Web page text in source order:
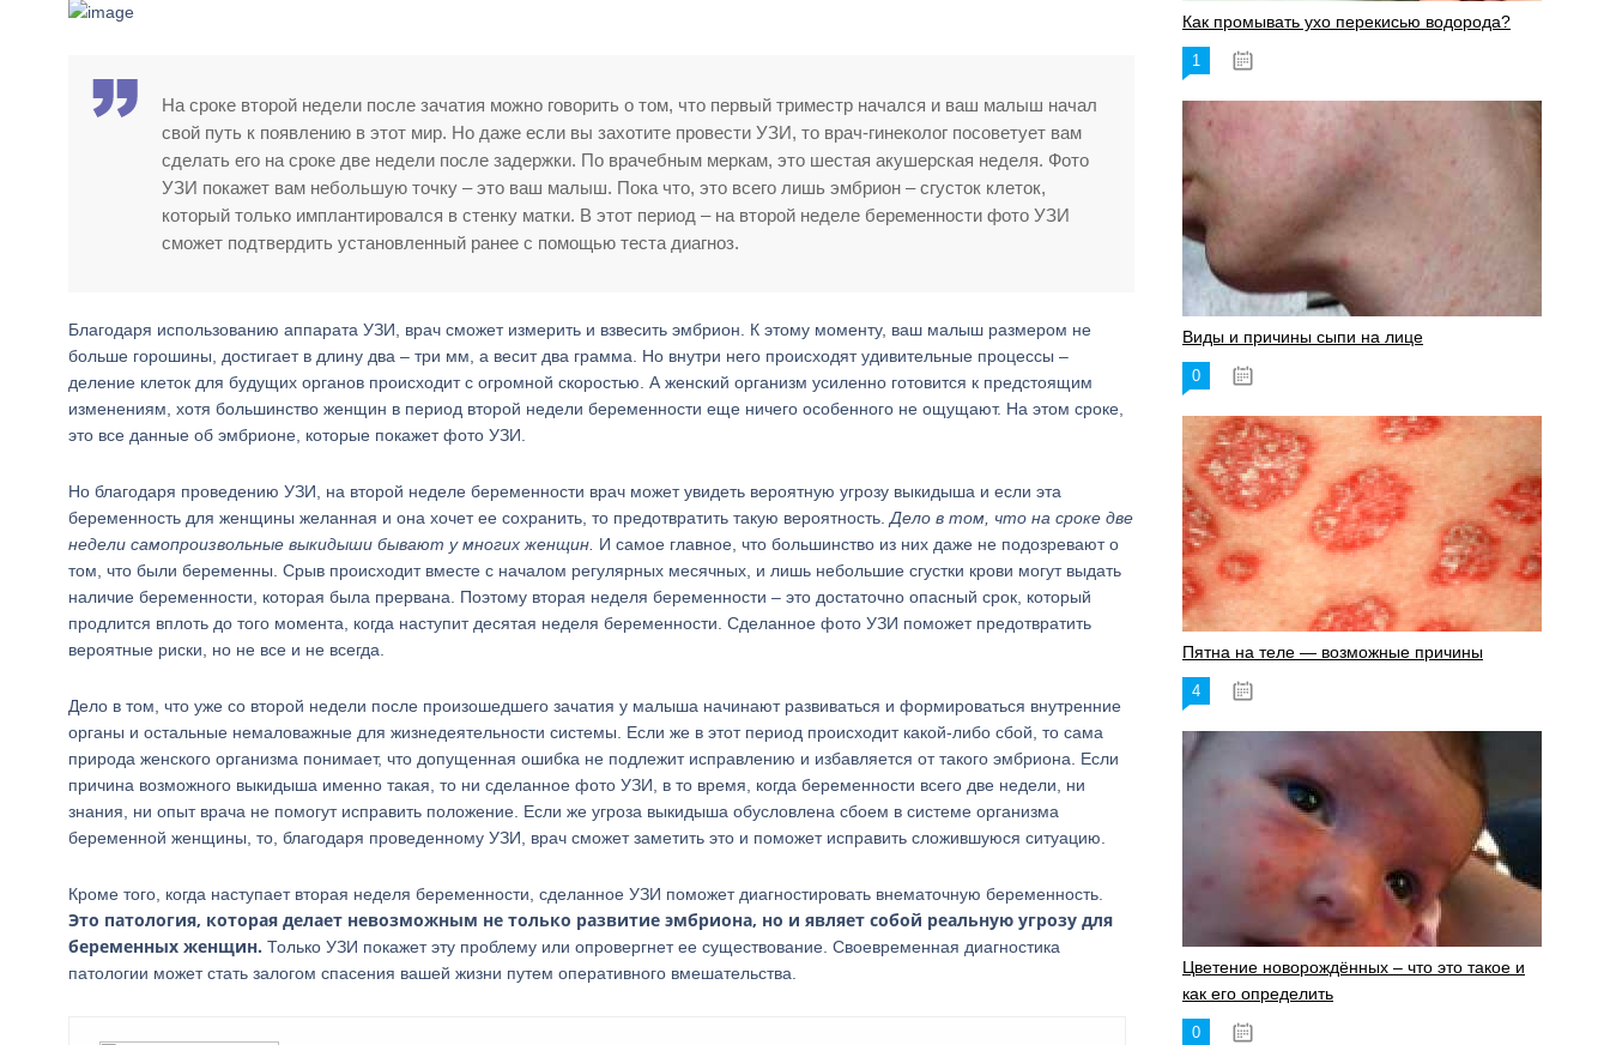
На сроке второй недели после зачатия можно говорить о том, что первый триместр начался и ваш малыш начал
свой путь к появлению в этот мир. Но даже если вы захотите провести УЗИ, то врач-гинеколог посоветует вам
сделать его на сроке две недели после задержки. По врачебным меркам, это шестая акушерская неделя. Фото
УЗИ покажет вам небольшую точку – это ваш малыш. Пока что, это всего лишь эмбрион – сгусток клеток,
который только имплантировался в стенку матки. В этот период – на второй неделе беременности фото УЗИ
сможет подтвердить установленный ранее с помощью теста диагноз.
Благодаря использованию аппарата УЗИ, врач сможет измерить и взвесить эмбрион. К этому моменту, ваш малыш размером не
больше горошины, достигает в длину два – три мм, а весит два грамма. Но внутри него происходят удивительные процессы –
деление клеток для будущих органов происходит с огромной скоростью. А женский организм усиленно готовится к предстоящим
изменениям, хотя большинство женщин в период второй недели беременности еще ничего особенного не ощущают. На этом сроке,
это все данные об эмбрионе, которые покажет фото УЗИ.
Но благодаря проведению УЗИ, на второй неделе беременности врач может увидеть вероятную угрозу выкидыша и если эта
беременность для женщины желанная и она хочет ее сохранить, то предотвратить такую вероятность. Дело в том, что на сроке две
недели самопроизвольные выкидыши бывают у многих женщин. И самое главное, что большинство из них даже не подозревают о
том, что были беременны. Срыв происходит вместе с началом регулярных месячных, и лишь небольшие сгустки крови могут выдать
наличие беременности, которая была прервана. Поэтому вторая неделя беременности – это достаточно опасный срок, который
продлится вплоть до того момента, когда наступит десятая неделя беременности. Сделанное фото УЗИ поможет предотвратить
вероятные риски, но не все и не всегда.
Дело в том, что уже со второй недели после произошедшего зачатия у малыша начинают развиваться и формироваться внутренние
органы и остальные немаловажные для жизнедеятельности системы. Если же в этот период происходит какой-либо сбой, то сама
природа женского организма понимает, что допущенная ошибка не подлежит исправлению и избавляется от такого эмбриона. Если
причина возможного выкидыша именно такая, то ни сделанное фото УЗИ, в то время, когда беременности всего две недели, ни
знания, ни опыт врача не помогут исправить положение. Если же угроза выкидыша обусловлена сбоем в системе организма
беременной женщины, то, благодаря проведенному УЗИ, врач сможет заметить это и поможет исправить сложившуюся ситуацию.
Кроме того, когда наступает вторая неделя беременности, сделанное УЗИ поможет диагностировать внематочную беременность.
Это патология, которая делает невозможным не только развитие эмбриона, но и являет собой реальную угрозу для
беременных женщин. Только УЗИ покажет эту проблему или опровергнет ее существование. Своевременная диагностика
патологии может стать залогом спасения вашей жизни путем оперативного вмешательства.
Как промывать ухо перекисью водорода?
1
Виды и причины сыпи на лице
0
Пятна на теле — возможные причины
4
Цветение новорождённых – что это такое и
как его определить
0